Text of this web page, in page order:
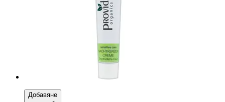
Добавяне